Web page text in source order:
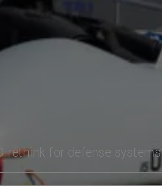
rethink for defense systems